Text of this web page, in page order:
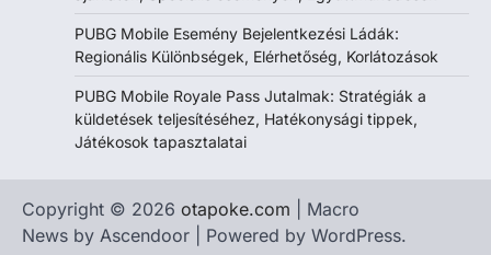
PUBG Mobile Esemény Bejelentkezési Ládák:
Regionális Különbségek, Elérhetőség, Korlátozások
PUBG Mobile Royale Pass Jutalmak: Stratégiák a
küldetések teljesítéséhez, Hatékonysági tippek,
Játékosok tapasztalatai
Copyright © 2026 otapoke.com | Macro
News by Ascendoor | Powered by WordPress.